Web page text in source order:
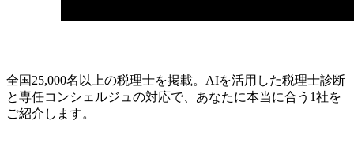
全国25,000名以上の税理士を掲載。AIを活用した税理士診断
と専任コンシェルジュの対応で、あなたに本当に合う1社を
ご紹介します。